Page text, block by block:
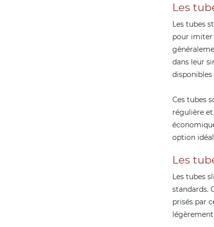
Les
Les tubes
pour imiter
dans leur
disponibles
Ces tubes
régulière
option
Les
Les tubes
standards.
prisés par